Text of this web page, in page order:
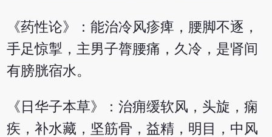
《药性论》：能治冷风疹痺，腰脚不逐，
手足惊掣，主男子膂腰痛，久冷，是肾间
有膀胱宿水。
《日华子本草》：治痈缓软风，头旋，痫
疾，补水藏，坚筋骨，益精，明目，中风